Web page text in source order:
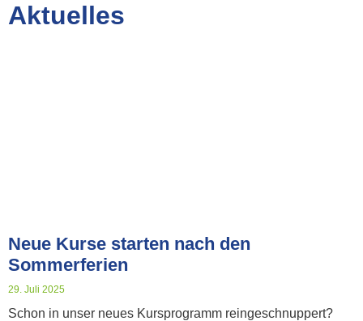
Aktuelles
Neue Kurse starten nach den
Sommerferien
29. Juli 2025
Schon in unser neues Kursprogramm reingeschnuppert?